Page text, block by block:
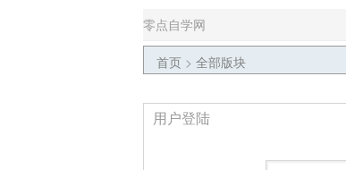
零点自学网
首页 > 全部版块
用户登陆